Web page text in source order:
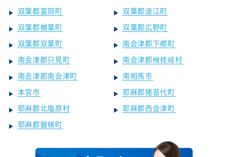
双葉郡富岡町
双葉郡浪江町
双葉郡楢葉町
双葉郡広野町
双葉郡双葉町
南会津郡下郷町
南会津郡只見町
南会津郡檜枝岐村
南会津郡南会津町
南相馬市
本宮市
耶麻郡猪苗代町
耶麻郡北塩原村
耶麻郡西会津町
耶麻郡磐梯町